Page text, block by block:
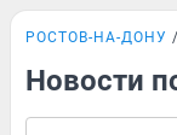
РОСТОВ-НА-ДОНУ
Новости